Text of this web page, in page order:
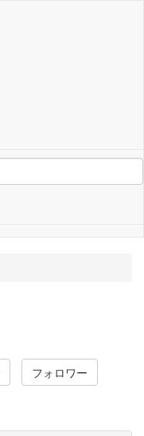
フォロワー